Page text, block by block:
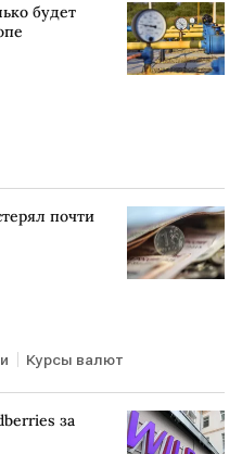
будет
почти
Курсы валют
за